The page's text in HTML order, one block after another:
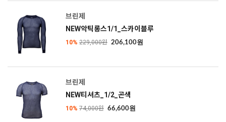
브린제
NEW악틱롱스1/1_스카이블루
10% 229,000원 206,100원
브린제
NEW티셔츠_1/2_곤색
10% 74,000원 66,600원